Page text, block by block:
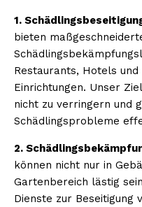
1.
bieten
Restaurants, Hotels
Einrichtungen. Unser
nicht zu verringern und
Schädlingsprobleme
2.
können nicht nur in
Gartenbereich lästig
Dienste zur Beseitigung